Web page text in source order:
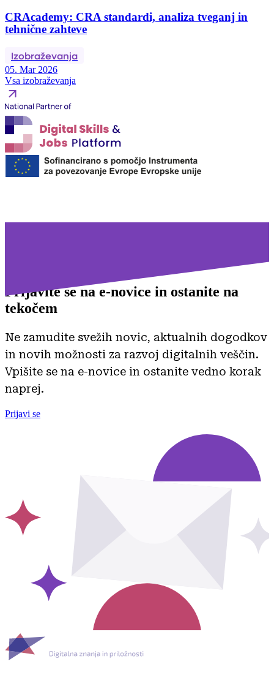
CRAcademy: CRA standardi, analiza tveganj in
tehnične zahteve
Izobraževanja
05. Mar 2026
Vsa izobraževanja
Prijavite se na e-novice in ostanite na
tekočem
Ne zamudite svežih novic, aktualnih dogodkov
in novih možnosti za razvoj digitalnih veščin.
Vpišite se na e-novice in ostanite vedno korak
naprej.
Prijavi se